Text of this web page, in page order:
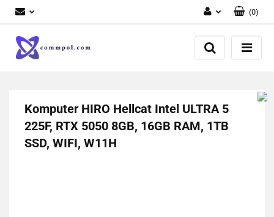
Zaloguj się
Zarejestruj się
(0)
Komputer HIRO Hellcat Intel ULTRA 5
225F, RTX 5050 8GB, 16GB RAM, 1TB
SSD, WIFI, W11H